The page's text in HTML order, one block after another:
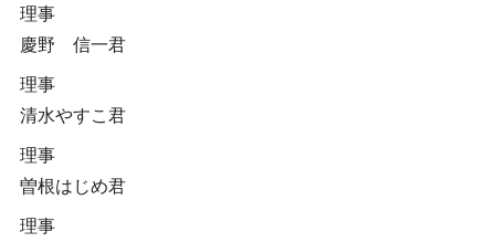
理事
慶野 信一君
理事
清水やすこ君
理事
曽根はじめ君
理事